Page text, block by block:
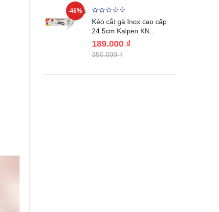
-46%
Kéo cắt gà Inox cao cấp
24.5cm Kalpen KN..
189.000 ₫
350.000 ₫